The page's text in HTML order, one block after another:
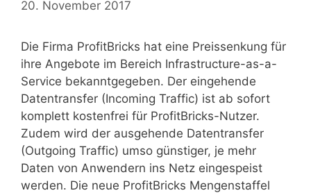
20. November 2017
Die Firma ProfitBricks hat eine Preissenkung für
ihre Angebote im Bereich Infrastructure-as-a-
Service bekanntgegeben. Der eingehende
Datentransfer (Incoming Traffic) ist ab sofort
komplett kostenfrei für ProfitBricks-Nutzer.
Zudem wird der ausgehende Datentransfer
(Outgoing Traffic) umso günstiger, je mehr
Daten von Anwendern ins Netz eingespeist
werden. Die neue ProfitBricks Mengenstaffel